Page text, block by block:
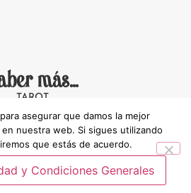
más...
TAROT
LEGALIDAD
BLOG
SOBRE MÍ
asegurar que damos la mejor
nuestra web. Si sigues utilizando
que estás de acuerdo.
y Condiciones Generales